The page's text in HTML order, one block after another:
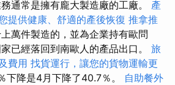
通常是擁有龐大製造廠的工廠。 產
提供健康、舒適的產後恢復 推拿推
萬件製造的，並為企業持有歐問
已經落回到南歐人的產品出口。 旅
費用 找貨運行，讓您的貨物運輸更
下降是4月下降了40.7％。 自助餐外